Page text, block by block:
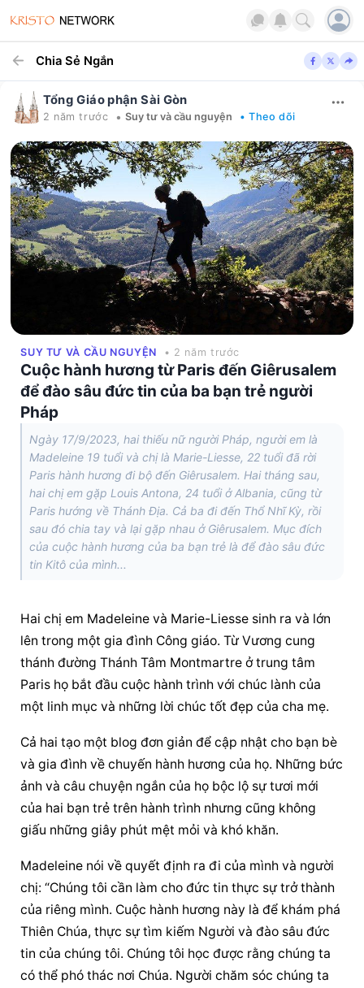
Chia Sẻ Ngắn
Tổng Giáo phận Sài Gòn
2 năm trước • Suy tư và cầu nguyện • Theo dõi
SUY TƯ VÀ CẦU NGUYỆN • 2 năm trước
Cuộc hành hương từ Paris đến Giêrusalem
để đào sâu đức tin của ba bạn trẻ người
Pháp
Ngày 17/9/2023, hai thiếu nữ người Pháp, người em là
Madeleine 19 tuổi và chị là Marie-Liesse, 22 tuổi đã rời
Paris hành hương đi bộ đến Giêrusalem. Hai tháng sau,
hai chị em gặp Louis Antona, 24 tuổi ở Albania, cũng từ
Paris hướng về Thánh Địa. Cả ba đi đến Thổ Nhĩ Kỳ, rồi
sau đó chia tay và lại gặp nhau ở Giêrusalem. Mục đích
của cuộc hành hương của ba bạn trẻ là để đào sâu đức
tin Kitô của mình...
Hai chị em Madeleine và Marie-Liesse sinh ra và lớn
lên trong một gia đình Công giáo. Từ Vương cung
thánh đường Thánh Tâm Montmartre ở trung tâm
Paris họ bắt đầu cuộc hành trình với chúc lành của
một linh mục và những lời chúc tốt đẹp của cha mẹ.
Cả hai tạo một blog đơn giản để cập nhật cho bạn bè
và gia đình về chuyến hành hương của họ. Những bức
ảnh và câu chuyện ngắn của họ bộc lộ sự tươi mới
của hai bạn trẻ trên hành trình nhưng cũng không
giấu những giây phút mệt mỏi và khó khăn.
Madeleine nói về quyết định ra đi của mình và người
chị: “Chúng tôi cần làm cho đức tin thực sự trở thành
của riêng mình. Cuộc hành hương này là để khám phá
Thiên Chúa, thực sự tìm kiếm Người và đào sâu đức
tin của chúng tôi. Chúng tôi học được rằng chúng ta
có thể phó thác nơi Chúa. Người chăm sóc chúng ta